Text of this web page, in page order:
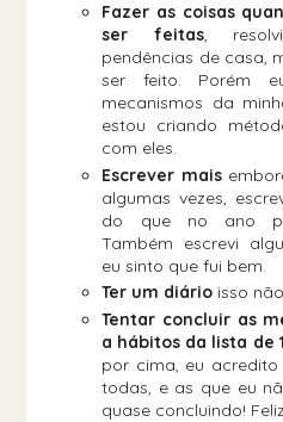
Fazer as coisas
ser feitas,
pendências de casa,
ser feito. Porém
mecanismos da
estou criando
com eles.
Escrever mais
algumas vezes,
do que no ano
Também escrevi
eu sinto que fui bem.
Ter um diário isso
Tentar concluir as
a hábitos da lista de
por cima, eu
todas, e as que eu
quase concluindo!